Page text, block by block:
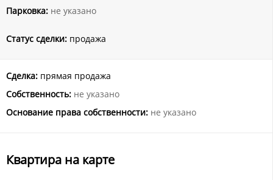
Парковка: не указано
Статус сделки: продажа
Сделка: прямая продажа
Собственность: не указано
Основание права собственности: не указано
Квартира на карте